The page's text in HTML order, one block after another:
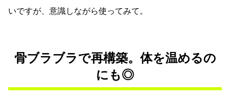
いですが、意識しながら使ってみて。
骨ブラブラで再構築。体を温めるの
にも◎